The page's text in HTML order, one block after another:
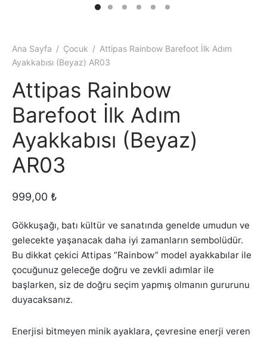
Ana Sayfa / Çocuk / Attipas Rainbow Barefoot İlk Adım
Ayakkabısı (Beyaz) AR03
Attipas Rainbow
Barefoot İlk Adım
Ayakkabısı (Beyaz)
AR03
999,00 ₺
Gökkuşağı, batı kültür ve sanatında genelde umudun ve
gelecekte yaşanacak daha iyi zamanların sembolüdür.
Bu dikkat çekici Attipas ”Rainbow” model ayakkabılar ile
çocuğunuz geleceğe doğru ve zevkli adımlar ile
başlarken, siz de doğru seçim yapmış olmanın gururunu
duyacaksanız.
Enerjisi bitmeyen minik ayaklara, çevresine enerji veren
Bakım Rehberi
yapmak ister misiniz ?
Blog